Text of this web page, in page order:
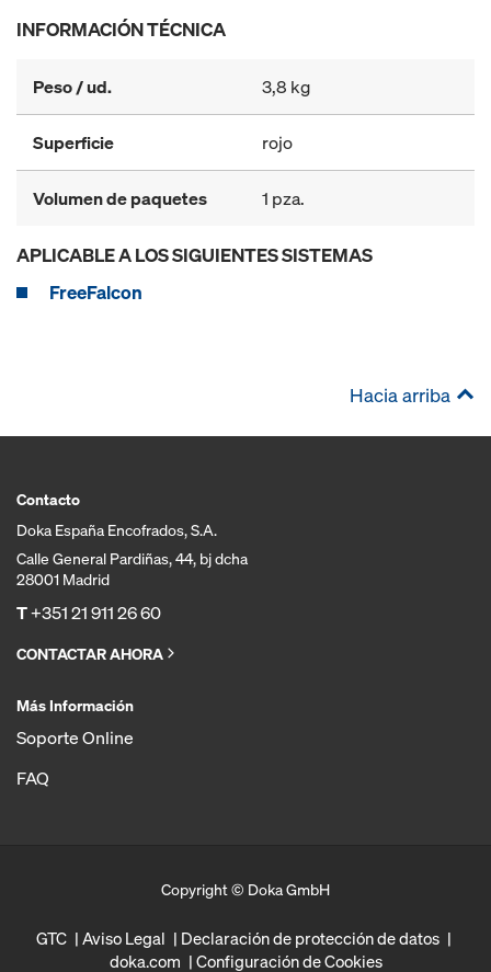
INFORMACIÓN TÉCNICA
Peso / ud. 3,8 kg
Superficie rojo
Volumen de paquetes 1 pza.
APLICABLE A LOS SIGUIENTES SISTEMAS
FreeFalcon
Hacia arriba
Contacto
Doka España Encofrados, S.A.
Calle General Pardiñas, 44, bj dcha
28001 Madrid
T+351 21 911 26 60
CONTACTAR AHORA
Más Información
Soporte Online
FAQ
Copyright © Doka GmbH
GTC Aviso Legal
Declaración de protección de datos
doka.com
Configuración de Cookies